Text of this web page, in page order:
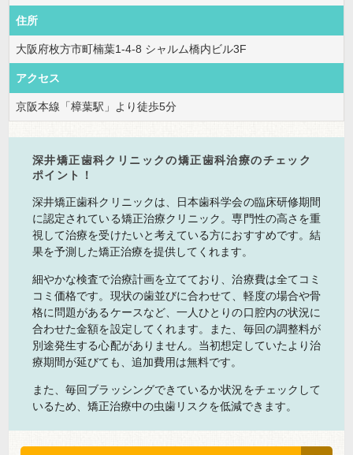
住所
大阪府枚方市町楠葉1-4-8 シャルム橋内ビル3F
アクセス
京阪本線「樟葉駅」より徒歩5分
深井矯正歯科クリニックの矯正歯科治療のチェック
ポイント！
深井矯正歯科クリニックは、日本歯科学会の臨床研修期間
に認定されている矯正治療クリニック。専門性の高さを重
視して治療を受けたいと考えている方におすすめです。結
果を予測した矯正治療を提供してくれます。
細やかな検査で治療計画を立てており、治療費は全てコミ
コミ価格です。現状の歯並びに合わせて、軽度の場合や骨
格に問題があるケースなど、一人ひとりの口腔内の状況に
合わせた金額を設定してくれます。また、毎回の調整料が
別途発生する心配がありません。当初想定していたより治
療期間が延びても、追加費用は無料です。
また、毎回ブラッシングできているか状況をチェックして
いるため、矯正治療中の虫歯リスクを低減できます。